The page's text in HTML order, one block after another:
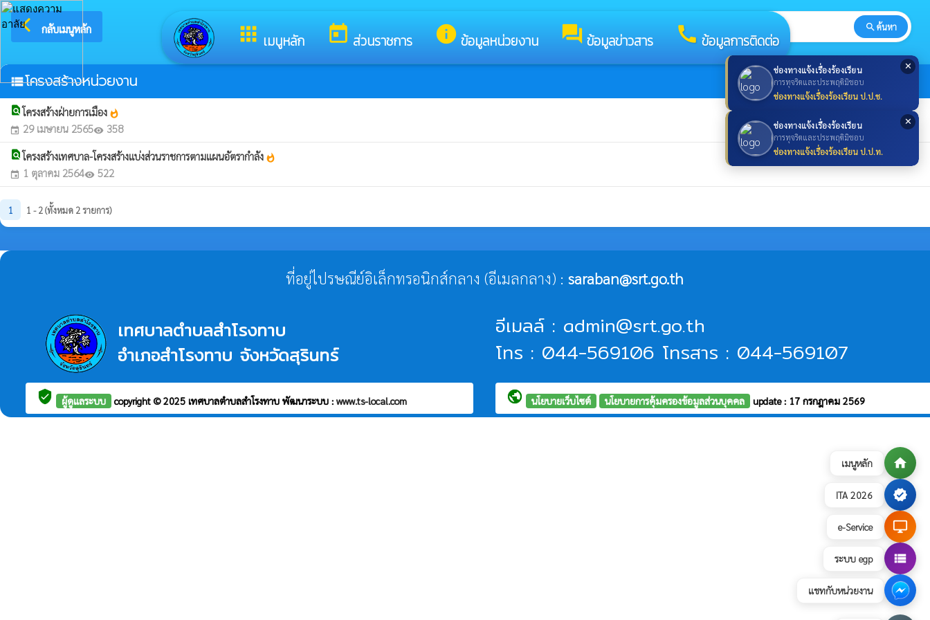
เมนูหลัก home
ITA 2026 verified
e-Service desktop_windows
ระบบ egp view_list
แชทกับหน่วยงาน
✕
ช่องทางแจ้งเรื่องร้องเรียน
การทุจริตและประพฤติมิชอบ
ช่องทางแจ้งเรื่องร้องเรียน ป.ป.ช.
✕
ช่องทางแจ้งเรื่องร้องเรียน
การทุจริตและประพฤติมิชอบ
ช่องทางแจ้งเรื่องร้องเรียน ป.ป.ท.
apps เมนูหลัก today ส่วนราชการ info ข้อมูลหน่วยงาน forum ข้อมูลข่าวสาร call ข้อมูลการติดต่อ
arrow_back_ios กลับเมนูหลัก ยินดีต้อนรับสู่เว็บไซต์ของ เทศบาลตำบลสำโรงทาบ search ค้นหา
view_listโครงสร้างหน่วยงาน
find_in_pageโครงสร้างฝ่ายการเมือง whatshot
event 29 เมษายน 2565visibility 358
find_in_pageโครงสร้างเทศบาล-โครงสร้างแบ่งส่วนราชการตามแผนอัตรากำลัง whatshot
event 1 ตุลาคม 2564visibility 522
1 1 - 2 (ทั้งหมด 2 รายการ)
ที่อยู่ไปรษณีย์อิเล็กทรอนิกส์กลาง (อีเมลกลาง) : saraban@srt.go.th
เทศบาลตำบลสำโรงทาบ
อำเภอสำโรงทาบ จังหวัดสุรินทร์
อีเมลล์ : admin@srt.go.th
โทร : 044-569106 โทรสาร : 044-569107
verified_user ผู้ดูแลระบบ copyright © 2025 เทศบาลตำบลสำโรงทาบ พัฒนาระบบ : www.ts-local.com public นโยบายเว็บไซต์ นโยบายการคุ้มครองข้อมูลส่วนบุคคล update : 17 กรกฎาคม 2569